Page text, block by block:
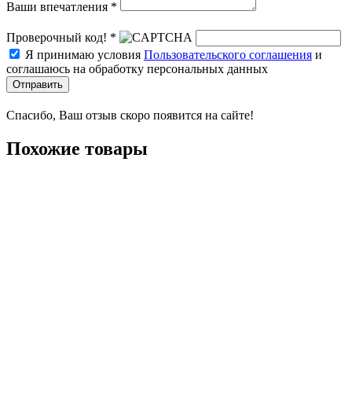
Ваши впечатления *
Проверочный код! *
Я принимаю условия Пользовательского соглашения и
соглашаюсь на обработку персональных данных
Отправить
Спасибо, Ваш отзыв скоро появится на сайте!
Похожие товары